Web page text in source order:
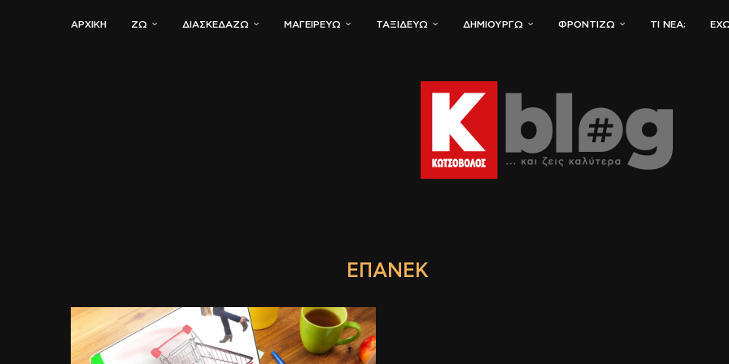
ΑΡΧΙΚΗ ΖΏ ΔΙΑΣΚΕΔΆΖΩ ΜΑΓΕΙΡΕΎΩ ΤΑΞΙΔΕΎΩ ΔΗΜΙΟΥΡΓΏ ΦΡΟΝΤΊΖΩ ΤΙ ΝΈΑ;
ΕΠΑΝΕΚ